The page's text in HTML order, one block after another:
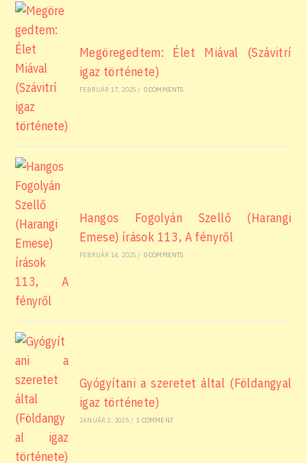
Megöregedtem: Élet Miával (Szávitrí
igaz története)
FEBRUÁR 17, 2025 / 0 COMMENTS
Hangos Fogolyán Szellő (Harangi
Emese) írások 113, A fényről
FEBRUÁR 14, 2025 / 0 COMMENTS
Gyógyítani a szeretet által (Földangyal
igaz története)
JANUÁR 2, 2025 / 1 COMMENT